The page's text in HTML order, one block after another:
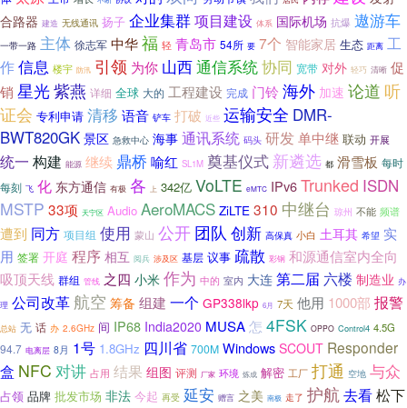
合路器 建造 无线通讯 扬子 企业集群项目建设 体系 国际机场 抗爆 遨游车
一带一路 主体 徐志军 中华福 轻 青岛市 54所 要 7个 智能家居 生态 距离 工
作信息 楼宇 防汛 引领 为你 山西通信系统协同 宽带 对外 轻巧 清晰 促
销 星光紫燕 详细 全球 大的 工程建设 完成 门铃 海外 加速 论道 听
证会 专利申请 清移 语音 铲车 打破 近些 运输安全 DMR-
BWT820GK 景区 急救中心 海事 通讯系统 码头 研发单中继 联动 开展
统一 构建 能源 继续 鼎桥 喻红 SL1M 奠基仪式 新遴选 都 滑雪板 每时
每刻 飞 化 东方通信 有极 各 上 342亿 VoLTE eMTC IPv6Trunked ISDN
MSTP 33项 天宁区 Audio AeroMACS ZiLTE 310 中继台 琼州 不能 频谱
遭到 同方 项目组 使用 蒙山 公开 团队 创新 高保真 小白 土耳其 希望 实
用 签署 开庭 程序 相互 阅兵 涉及区 基层 议事 疏散 彩钢 和源通信室内全向
吸顶天线 群组 管线 之四 小米 作为 中的 室内 大连 第二届 六楼 制造业 办
理 公司改革航空 筹备 组建 一个 GP338lkp 6月 7天 他用 1000部 报警
总站 无 话 办 2.6GHz 间 IP68 India2020 MUSA怎 4FSK OPPO Control4 4.5G
94.7 电离层 8月 1号 1.8GHz 四川省 700M Windows SCOUT Responder
盒 NFC 对讲 占用 结果 组图 评测 厂家 环境 炼成 解密 工厂 打通 空地 与众
占领 品牌 批发市场 非法 今起 再受 延安 赠言 之美 南极 走了 护航去看松下